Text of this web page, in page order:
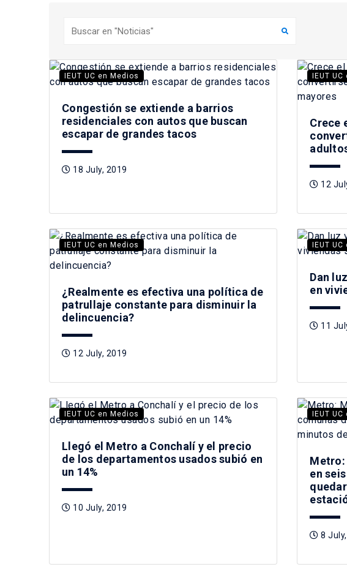
IEUT UC en Medios
Congestión se extiende a barrios
residenciales con autos que buscan
escapar de grandes tacos
18 July, 2019
IEUT
Crece
12
IEUT UC en Medios
¿Realmente es efectiva una política de
patrullaje constante para disminuir la
delincuencia?
12 July, 2019
IEUT
Dan
en
11
IEUT UC en Medios
Llegó el Metro a Conchalí y el precio
de los departamentos usados subió en
un 14%
10 July, 2019
IEUT
Metro:
en
8